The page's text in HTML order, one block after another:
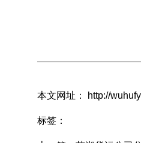
本文网址： http://
标签：